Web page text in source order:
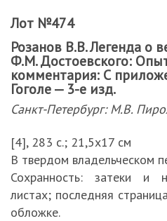
Лот №474
Розанов В.В. Легенда о
Ф.М. Достоевского:
комментария: С
Гоголе — 3-е изд.
Санкт-Петербург: М.В.
[4], 283 с.; 21,5х17 см
В твердом владельческом
Сохранность: затеки и
листах; последняя
обложке.